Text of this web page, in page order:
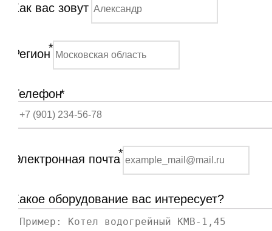
Как вас зовут
Регион*
Телефон*
Электронная почта*
Какое оборудование вас интересует?